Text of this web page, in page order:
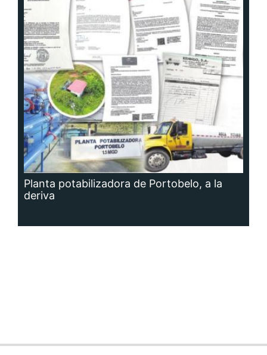
Planta potabilizadora de Portobelo, a la
deriva